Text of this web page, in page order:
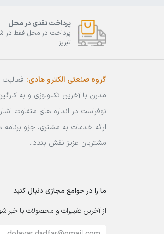
پرداخت نقدی در محل
پرداخت در محل فقط در
تبریز
گروه صنعتی الکترو هادی:
مدرن با آخرین تکنولوژی و به
نوفراست در اندازه های متفاوت
ارائه خدمات به مشتری، جزو
مشتریان عزیز نقش بندد..
ما را در جوامع مجازی دنبال کنید
از آخرین تغییرات و محصولات با خبر